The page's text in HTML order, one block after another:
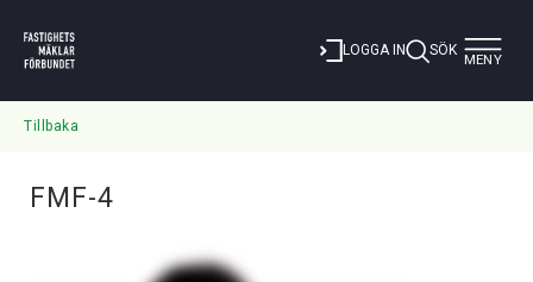
LOGGA IN SÖK Toggle
MENY
Tillbaka
FMF-4